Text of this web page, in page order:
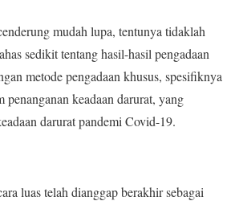
mudah lupa, tentunya tidaklah
sedikit tentang hasil-hasil pengadaan
metode pengadaan khusus, spesifiknya
penanganan keadaan darurat, yang
darurat pandemi Covid-19.
luas telah dianggap berakhir sebagai